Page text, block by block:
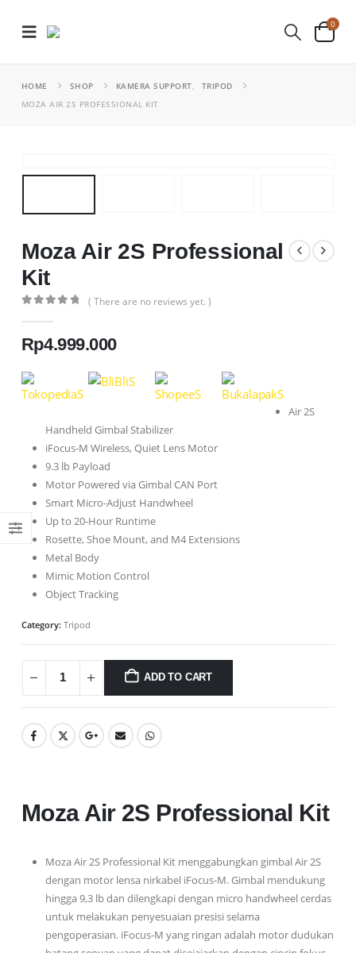
0
HOME SHOP KAMERA SUPPORT,
TRIPOD
MOZA AIR 2S PROFESSIONAL KIT
Moza Air 2S Professional
Kit
( There are no reviews yet. )
Rp4.999.000
Air 2S
Handheld Gimbal Stabilizer
iFocus-M Wireless, Quiet Lens Motor
9.3 lb Payload
Motor Powered via Gimbal CAN Port
Smart Micro-Adjust Handwheel
Up to 20-Hour Runtime
Rosette, Shoe Mount, and M4 Extensions
Metal Body
Mimic Motion Control
Object Tracking
Category: Tripod
ADD TO CART
Moza Air 2S Professional Kit
Moza Air 2S Professional Kit menggabungkan gimbal Air 2S
dengan motor lensa nirkabel iFocus-M. Gimbal mendukung
hingga 9,3 lb dan dilengkapi dengan micro handwheel cerdas
untuk melakukan penyesuaian presisi selama
pengoperasian. iFocus-M yang ringan adalah motor dudukan